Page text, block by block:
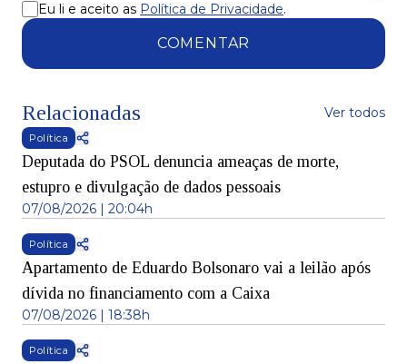
Eu li e aceito as Política de Privacidade.
COMENTAR
Relacionadas Ver todos
Política
Deputada do PSOL denuncia ameaças de morte,
estupro e divulgação de dados pessoais
07/08/2026 | 20:04h
Política
Apartamento de Eduardo Bolsonaro vai a leilão após
dívida no financiamento com a Caixa
07/08/2026 | 18:38h
Política